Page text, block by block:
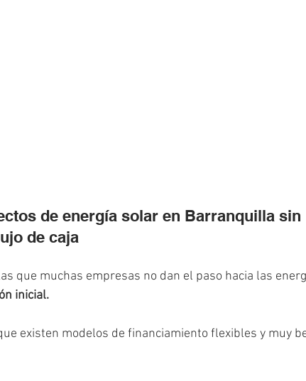
de energía solar en Barranquilla sin
de caja
que muchas empresas no dan el paso hacia las
inicial.
existen modelos de financiamiento flexibles y muy